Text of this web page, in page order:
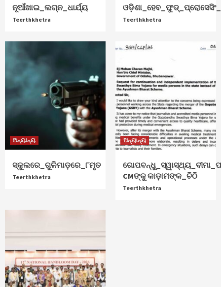
ନୂଆଁଖାଇ_ଲଗ୍ନ_ଧାର୍ଯ୍ୟ
Teerthkhetra Teerthkhetra
ଅନ୍ୟାନ୍ୟ
ସ୍କୁଲରେ_ଗୁଳିମାଡ଼ରେ_୮ମୃତ
Teerthkhetra
ଅନ୍ୟାନ୍ୟ
CMଙ୍କୁ କାଡ଼ାମଙ୍କ_ଚିଠି
Teerthkhetra